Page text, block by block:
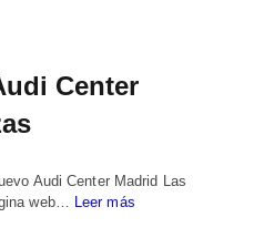
Center
Audi Center Madrid Las
web… Leer más